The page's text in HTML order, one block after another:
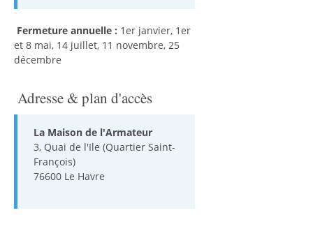
Fermeture annuelle : 1er janvier, 1er
et 8 mai, 14 juillet, 11 novembre, 25
décembre
Adresse & plan d'accès
La Maison de l'Armateur
3, Quai de l'Ile (Quartier Saint-
François)
76600 Le Havre